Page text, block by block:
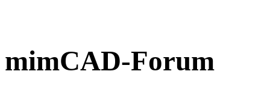
mimCAD-Forum